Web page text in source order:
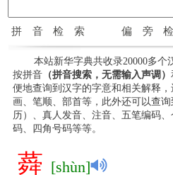
拼音检索 偏旁
本站新华字典共收录20000多个
按拼音（拼音搜索，无需输入声调）
便地查询到汉字的字意和相关解释
画、笔顺、部首等，此外还可以查
历）、真人发音、注音、五笔编码
码、四角号码等等。
蕣 [shùn]